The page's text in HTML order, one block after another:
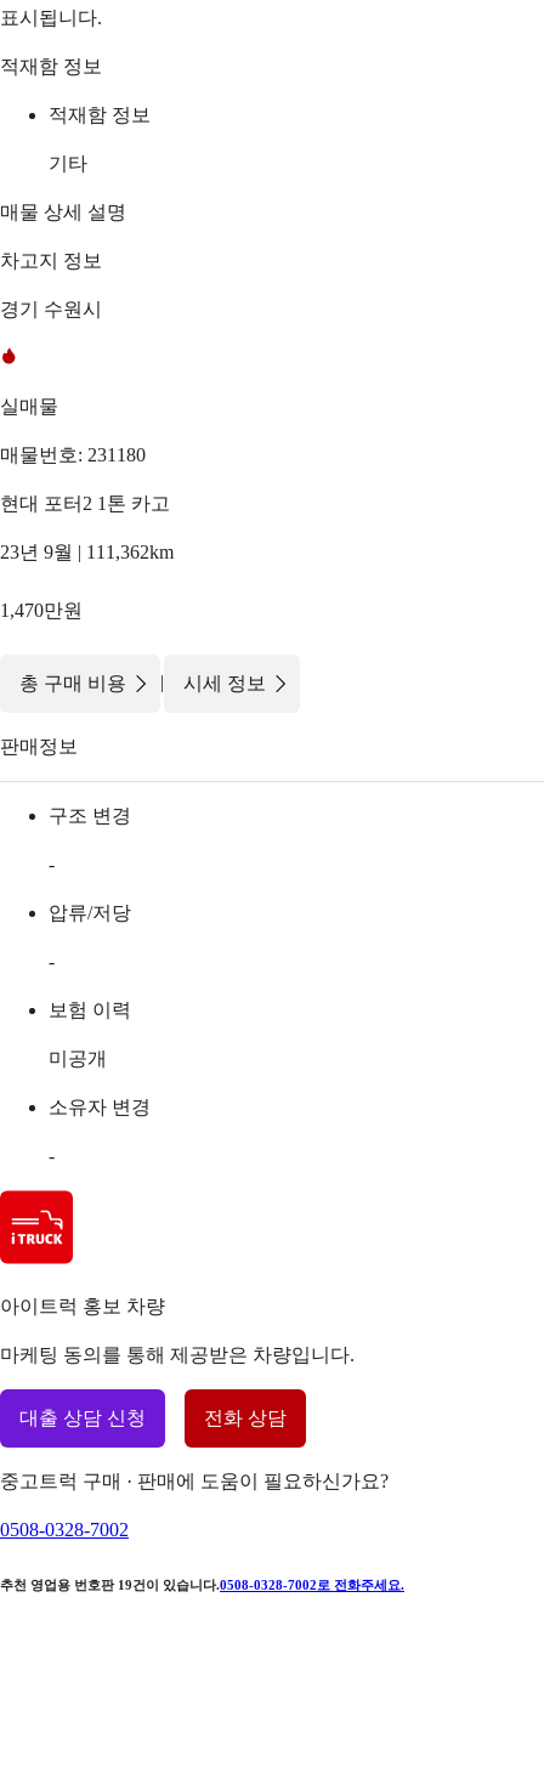
표시됩니다.
적재함 정보
적재함 정보
기타
매물 상세 설명
차고지 정보
경기 수원시
실매물
매물번호: 231180
현대 포터2 1톤 카고
23년 9월 | 111,362km
1,470만원
총 구매 비용 | 시세 정보
판매정보
구조 변경
-
압류/저당
-
보험 이력
미공개
소유자 변경
-
아이트럭 홍보 차량
마케팅 동의를 통해 제공받은 차량입니다.
대출 상담 신청 전화 상담
중고트럭 구매 · 판매에 도움이 필요하신가요?
0508-0328-7002
추천 영업용 번호판 19건이 있습니다.0508-0328-7002 로 전화주세요.